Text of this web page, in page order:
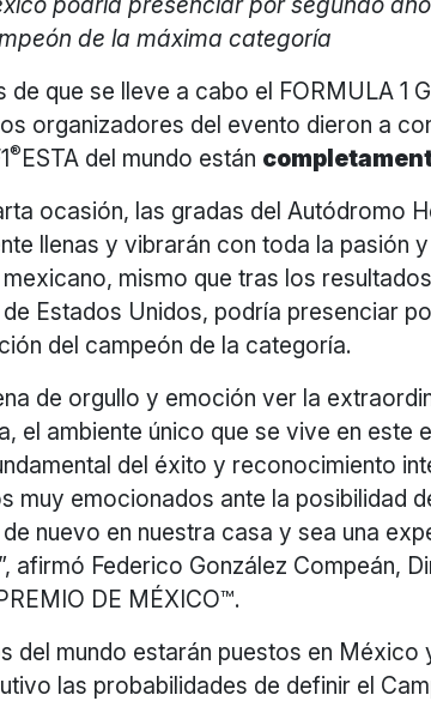
de la máxima categoría
de que se lleve a cabo el FORMULA 1
organizadores del evento dieron a
®ESTA del mundo están
ocasión, las gradas del Autódromo
llenas y vibrarán con toda la pasión
mismo que tras los
Estados Unidos, podría presenciar
del campeón de la categoría.
de orgullo y emoción ver la
el ambiente único que se vive en este
del éxito y reconocimiento
muy emocionados ante la posibilidad
nuevo en nuestra casa y sea una
afirmó Federico González Compeán,
DE MÉXICO™.
del mundo estarán puestos en México
las probabilidades de definir el